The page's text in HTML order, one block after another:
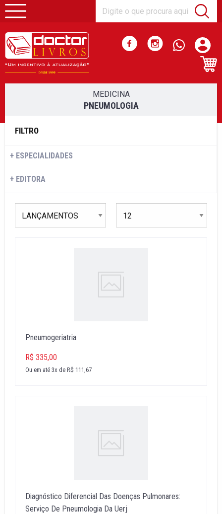
MEDICINA
PNEUMOLOGIA
FILTRO
ESPECIALIDADES
EDITORA
Pneumogeriatria
R$ 335,00
Ou em até 3x de R$ 111,67
Diagnóstico Diferencial Das Doenças Pulmonares:
Serviço De Pneumologia Da Uerj